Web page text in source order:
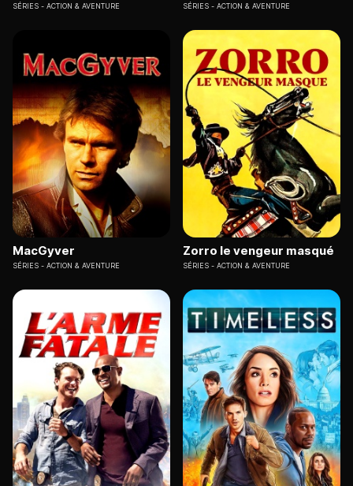
SÉRIES ACTION & AVENTURE SÉRIES ACTION & AVENTURE
MacGyver
SÉRIES ACTION & AVENTURE
Zorro le vengeur masqué
SÉRIES ACTION & AVENTURE